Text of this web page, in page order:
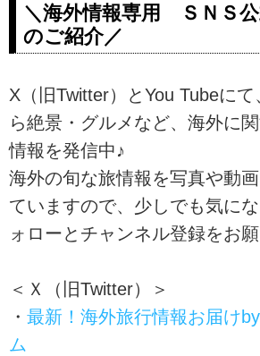
＼海外情報専用 ＳＮＳ
のご紹介／
X（旧Twitter）とYou Tubeに
ら絶景・グルメなど、海外に
情報を発信中♪
海外の旬な旅情報を写真や動
ていますので、少しでも気に
ォローとチャンネル登録をお願
＜Ｘ（旧Twitter）＞
・ 最新！海外旅行情報お届け
ム